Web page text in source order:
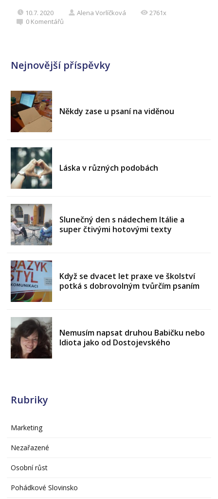
10.7. 2020 Alena Vorlíčková
2761x
0 Komentářů
Nejnovější příspěvky
Někdy zase u psaní na viděnou
Láska v různých podobách
Slunečný den s nádechem Itálie a
super čtivými hotovými texty
Když se dvacet let praxe ve školství
potká s dobrovolným tvůrčím psaním
Nemusím napsat druhou Babičku nebo
Idiota jako od Dostojevského
Rubriky
Marketing
Nezařazené
Osobní růst
Pohádkové Slovinsko